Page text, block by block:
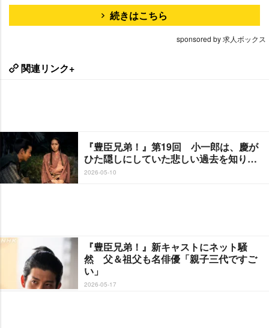
続きはこちら
sponsored by 求人ボックス
関連リンク+
『豊臣兄弟！』第19回 小一郎は、慶が
ひた隠しにしていた悲しい過去を知り…
2026-05-10
『豊臣兄弟！』新キャストにネット騒
然 父＆祖父も名俳優「親子三代ですご
い」
2026-05-17